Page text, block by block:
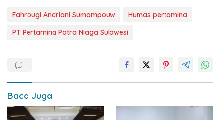
Fahrougi Andriani Sumampouw
Humas pertamina
PT Pertamina Patra Niaga Sulawesi
Baca Juga